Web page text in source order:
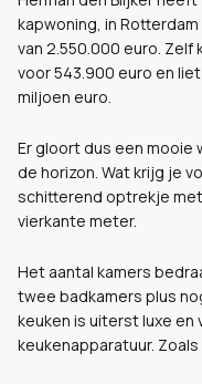
kapwoning, in
van 2.550.000 euro.
voor 543.900 euro en
miljoen euro.
Er gloort dus een mooie
de horizon. Wat krijg je
schitterend optrekje
vierkante meter.
Het aantal kamers
twee badkamers plus
keuken is uiterst luxe en
keukenapparatuur.